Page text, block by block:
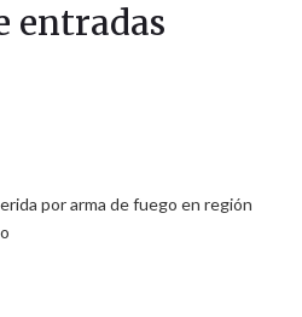
entradas